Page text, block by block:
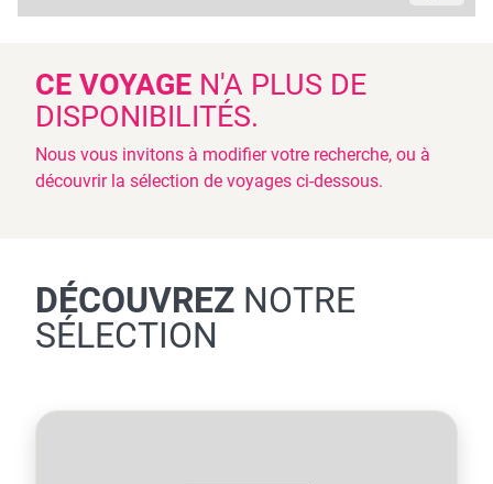
CE VOYAGE N'A PLUS DE
DISPONIBILITÉS.
Nous vous invitons à modifier votre recherche, ou à
découvrir la sélection de voyages ci-dessous.
DÉCOUVREZ NOTRE
SÉLECTION